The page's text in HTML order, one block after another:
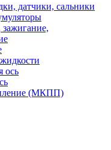
датчики, сальники
зажигание,
ось
(МКПП)